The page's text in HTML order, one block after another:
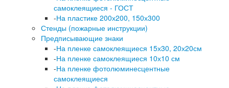
самоклеящиеся - ГОСТ
-На пластике 200х200, 150х300
Стенды (пожарные инструкции)
Предписывающие знаки
-На пленке самоклеящиеся 15х30, 20х20см
-На пленке самоклеящиеся 10х10 см
-На пленке фотолюминесцентные
самоклеящиеся